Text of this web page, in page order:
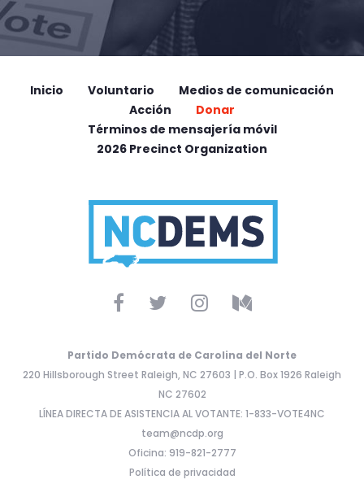
Inicio Voluntario
Medios de comunicación
Acción
Donar
Términos de mensajería móvil
2026 Precinct Organization
Partido Demócrata de Carolina del Norte
220 Hillsborough Street Raleigh, NC 27603 | P.O. Box 1926 Raleigh
NC 27602
LÍNEA DIRECTA DE ASISTENCIA AL VOTANTE: 1-833-VOTE4NC
team@ncdp.org
Oficina: 919-821-2777
Política de privacidad